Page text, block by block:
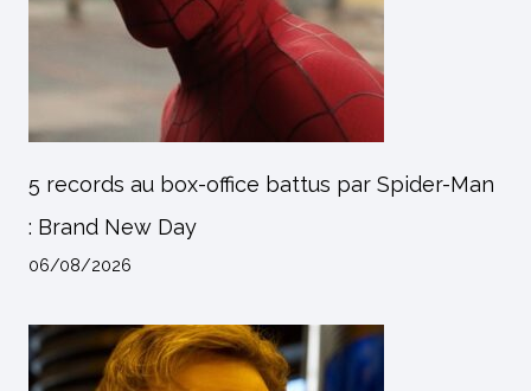
5 records au box-office battus par Spider-Man
: Brand New Day
06/08/2026